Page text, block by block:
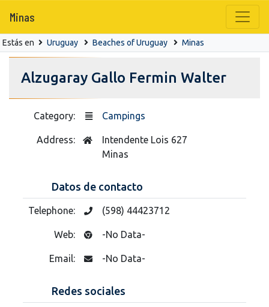
Minas
Estás en Uruguay Beaches of Uruguay Minas
Alzugaray Gallo Fermin Walter
Category: Campings
Address:
Intendente Lois 627
Minas
Datos de contacto
Telephone: (598) 44423712
Web: -No Data-
Email: -No Data-
Redes sociales